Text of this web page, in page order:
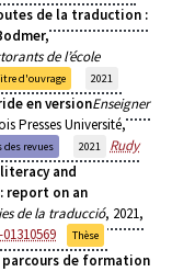
de la traduction :
de l’école
d'ouvrage 2021
en versionEnseigner
Presses Université,
revues 2021
Rudy
and
report on an
de la traducció, 2021,
Thèse
parcours de formation